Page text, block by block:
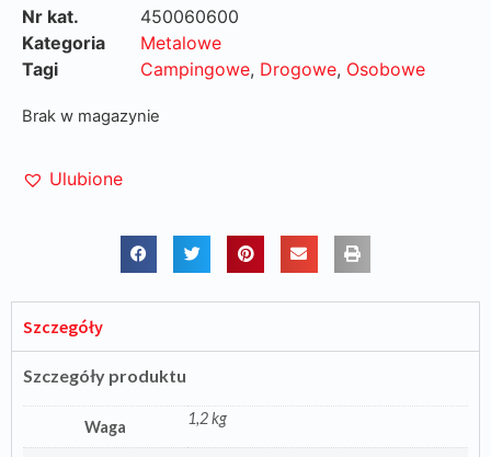
Nr kat.
450060600
Kategoria
Metalowe
Tagi
Campingowe, Drogowe, Osobowe
Brak w magazynie
Ulubione
Szczegóły
Szczegóły produktu
Waga 1,2 kg